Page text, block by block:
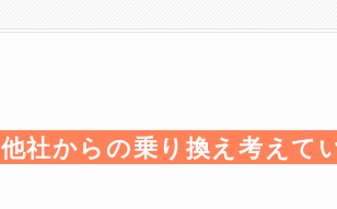
他社からの乗り換え考えて